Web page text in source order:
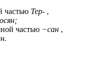
частью Тер- ,
частью −сан ,